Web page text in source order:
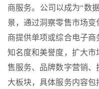
商服务。公司以成为“数
景，通过洞察零售市场
商提供单项或综合电子
知名度和美誉度，扩大
售服务、品牌数字营销、
大板块，具体服务内容